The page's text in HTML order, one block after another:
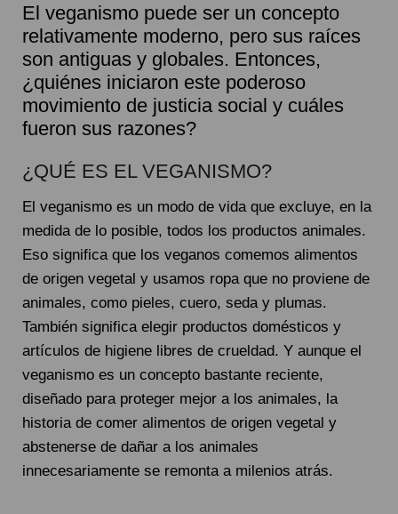
El veganismo puede ser un concepto
relativamente moderno, pero sus raíces
son antiguas y globales. Entonces,
¿quiénes iniciaron este poderoso
movimiento de justicia social y cuáles
fueron sus razones?
¿QUÉ ES EL VEGANISMO?
El veganismo es un modo de vida que excluye, en la
medida de lo posible, todos los productos animales.
Eso significa que los veganos comemos alimentos
de origen vegetal y usamos ropa que no proviene de
animales, como pieles, cuero, seda y plumas.
También significa elegir productos domésticos y
artículos de higiene libres de crueldad. Y aunque el
veganismo es un concepto bastante reciente,
diseñado para proteger mejor a los animales, la
historia de comer alimentos de origen vegetal y
abstenerse de dañar a los animales
innecesariamente se remonta a milenios atrás.